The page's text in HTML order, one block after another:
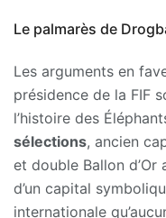
Le palmarès de
Les arguments en
présidence de la FIF
l’histoire des
sélections, ancien
et double Ballon d’Or
d’un capital
internationale